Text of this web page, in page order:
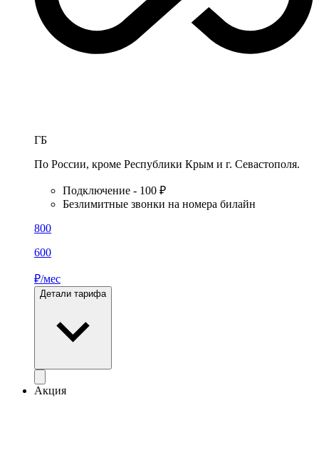
ГБ
По России, кроме Республики Крым и г. Севастополя.
Подключение - 100 ₽
Безлимитные звонки на номера билайн
800
600
₽/мес
Детали тарифа
Акция